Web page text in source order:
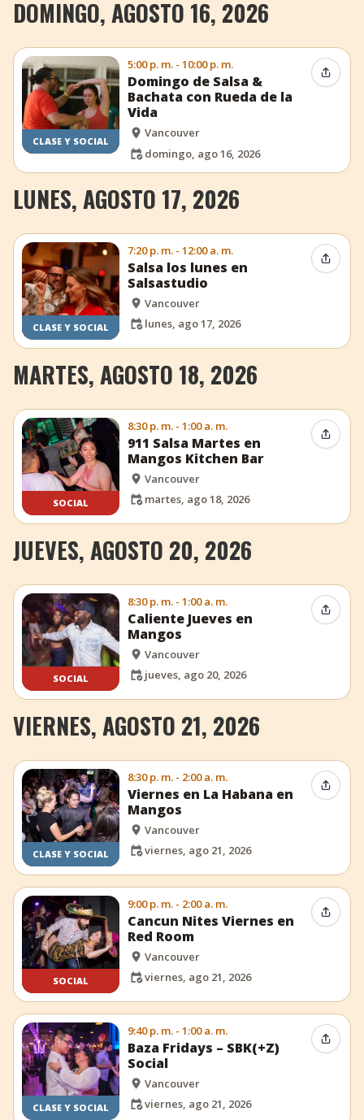
DOMINGO, AGOSTO 16, 2026
CLASE Y SOCIAL
5:00 p. m. - 10:00 p. m.
Domingo de Salsa &
Bachata con Rueda de la
Vida
Vancouver
domingo, ago 16, 2026
LUNES, AGOSTO 17, 2026
CLASE Y SOCIAL
7:20 p. m. - 12:00 a. m.
Salsa los lunes en
Salsastudio
Vancouver
lunes, ago 17, 2026
MARTES, AGOSTO 18, 2026
SOCIAL
8:30 p. m. - 1:00 a. m.
911 Salsa Martes en
Mangos Kitchen Bar
Vancouver
martes, ago 18, 2026
JUEVES, AGOSTO 20, 2026
SOCIAL
8:30 p. m. - 1:00 a. m.
Caliente Jueves en
Mangos
Vancouver
jueves, ago 20, 2026
VIERNES, AGOSTO 21, 2026
CLASE Y SOCIAL
8:30 p. m. - 2:00 a. m.
Viernes en La Habana en
Mangos
Vancouver
viernes, ago 21, 2026
SOCIAL
9:00 p. m. - 2:00 a. m.
Cancun Nites Viernes en
Red Room
Vancouver
viernes, ago 21, 2026
CLASE Y SOCIAL
9:40 p. m. - 1:00 a. m.
Baza Fridays – SBK(+Z)
Social
Vancouver
viernes, ago 21, 2026